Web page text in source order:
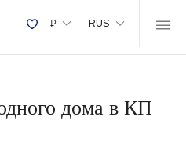
₽ RUS
дома в КП